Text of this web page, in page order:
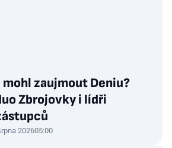
zaujmout Deniu?
Zbrojovky i lídři
202605:00